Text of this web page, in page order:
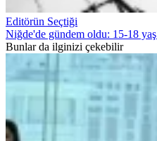
Editörün Seçtiği
Niğde'de gündem oldu: 15-18
Bunlar da ilginizi çekebilir